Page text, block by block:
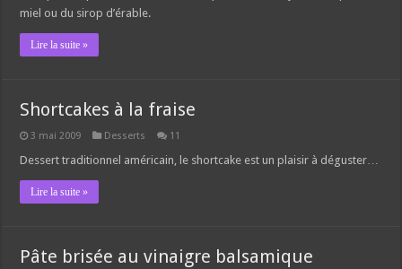
miel ou du sirop d’érable.
Lire la suite »
Shortcakes à la fraise
3 mai 2009 Desserts 11
Dessert traditionnel américain, le shortcake est un plaisir à déguster…
Lire la suite »
Pâte brisée au vinaigre balsamique